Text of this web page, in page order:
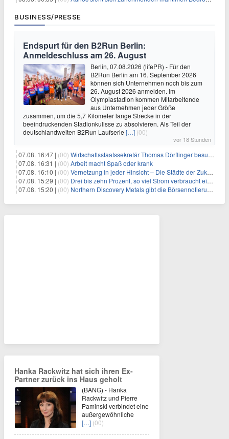
BUSINESS/PRESSE
Endspurt für den B2Run Berlin:
Anmeldeschluss am 26. August
Berlin, 07.08.2026 (lifePR) - Für den
B2Run Berlin am 16. September 2026
können sich Unternehmen noch bis zum
26. August 2026 anmelden. Im
Olympiastadion kommen Mitarbeitende
aus Unternehmen jeder Größe
zusammen, um die 5,7 Kilometer lange Strecke in der
beeindruckenden Stadionkulisse zu absolvieren. Als Teil der
deutschlandweiten B2Run Laufserie […] (00)
vor 18 Stunden
07.08. 16:47 | (00) Wirtschaftsstaatssekretär Thomas Dörflinger besucht Handwerksbetrieb im Kammerbezirk Freiburg
07.08. 16:31 | (00) Arbeit macht Spaß oder krank
07.08. 16:10 | (00) Vernetzung in jeder Hinsicht – Die Städte der Zukunft sind grün-blau
07.08. 15:29 | (00) Drei bis zehn Prozent, so viel Strom verbraucht ein Aufzug im Gebäude
07.08. 15:20 | (00) Northern Discovery Metals gibt die Börsennotierung an der Frankfurter Wertpapierbörse bekannt
Hanka Rackwitz hat sich ihren Ex-
Partner zurück ins Haus geholt
(BANG) - Hanka
Rackwitz und Pierre
Paminski verbindet eine
außergewöhnliche
[…] (00)